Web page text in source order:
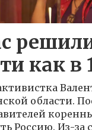
как в
области.
Россию. Из-за